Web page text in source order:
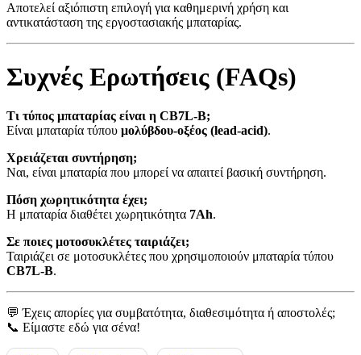
Αποτελεί αξιόπιστη επιλογή για καθημερινή χρήση και
αντικατάσταση της εργοστασιακής μπαταρίας.
Συχνές Ερωτήσεις (FAQs)
Τι τύπος μπαταρίας είναι η CB7L-B;
Είναι μπαταρία τύπου μολύβδου-οξέος (lead-acid).
Χρειάζεται συντήρηση;
Ναι, είναι μπαταρία που μπορεί να απαιτεί βασική συντήρηση.
Πόση χωρητικότητα έχει;
Η μπαταρία διαθέτει χωρητικότητα 7Ah.
Σε ποιες μοτοσυκλέτες ταιριάζει;
Ταιριάζει σε μοτοσυκλέτες που χρησιμοποιούν μπαταρία τύπου
CB7L-B.
💬 Έχεις απορίες για συμβατότητα, διαθεσιμότητα ή αποστολές;
📞 Είμαστε εδώ για σένα!